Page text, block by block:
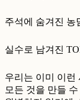
주석에 숨겨진 농
실수로 남겨진
우리는 이미 이런
모든 것을 만들